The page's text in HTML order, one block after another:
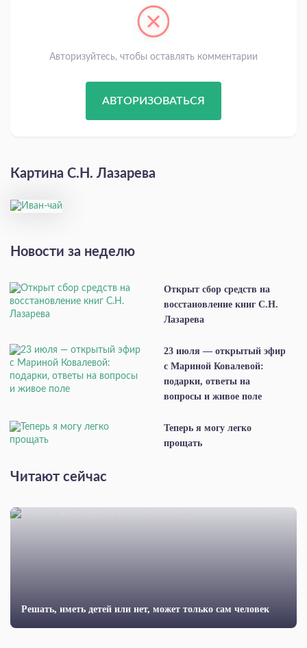
Авторизуйтесь, чтобы оставлять комментарии
АВТОРИЗОВАТЬСЯ
Картина С.Н. Лазарева
Новости за неделю
Открыт сбор средств на
восстановление книг С.Н.
Лазарева
23 июля — открытый эфир
с Мариной Ковалевой:
подарки, ответы на
вопросы и живое поле
Теперь я могу легко
прощать
Читают сейчас
Решать, иметь детей или нет, может только сам человек